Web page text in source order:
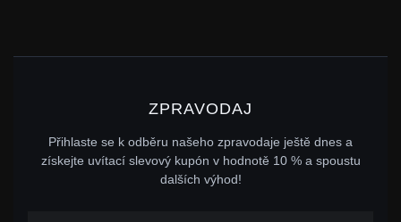
ZPRAVODAJ
Přihlaste se k odběru našeho zpravodaje ještě dnes a
získejte uvítací slevový kupón v hodnotě 10 % a spoustu
dalších výhod!